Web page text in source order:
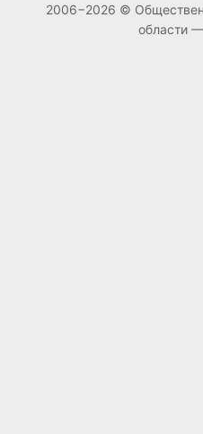
2006−2026 ©
области